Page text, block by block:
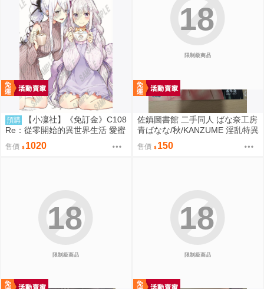
預購
【小凜社】《免訂金》C108
Re：從零開始的異世界生活 愛蜜
莉雅 艾姬多娜 拉姆 雷姆 B2掛軸
售價 1020
限制級商品
18
佐鎮圖書館 二手同人 ばな奈工房
青ばなな/秋/KANZUME 淫乱特異
点英霊風俗七番勝負 Fate FGO
售價 150
限制級商品
18
限制級商品
18